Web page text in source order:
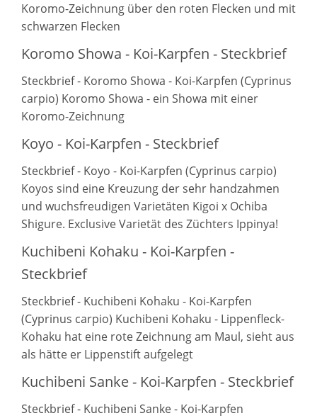
Koromo-Zeichnung über den roten Flecken und mit
schwarzen Flecken
Koromo Showa - Koi-Karpfen - Steckbrief
Steckbrief - Koromo Showa - Koi-Karpfen (Cyprinus
carpio) Koromo Showa - ein Showa mit einer
Koromo-Zeichnung
Koyo - Koi-Karpfen - Steckbrief
Steckbrief - Koyo - Koi-Karpfen (Cyprinus carpio)
Koyos sind eine Kreuzung der sehr handzahmen
und wuchsfreudigen Varietäten Kigoi x Ochiba
Shigure. Exclusive Varietät des Züchters Ippinya!
Kuchibeni Kohaku - Koi-Karpfen -
Steckbrief
Steckbrief - Kuchibeni Kohaku - Koi-Karpfen
(Cyprinus carpio) Kuchibeni Kohaku - Lippenfleck-
Kohaku hat eine rote Zeichnung am Maul, sieht aus
als hätte er Lippenstift aufgelegt
Kuchibeni Sanke - Koi-Karpfen - Steckbrief
Steckbrief - Kuchibeni Sanke - Koi-Karpfen